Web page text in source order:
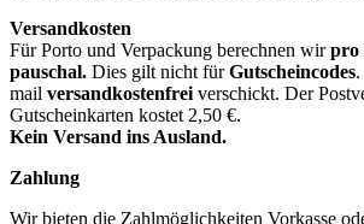
Versandkosten
Für Porto und Verpackung berechnen wirpro
pauschal. Dies gilt nicht fürGutscheincodes
mail versandkostenfrei verschickt. Der
Gutscheinkarten kostet 2,50 €.
Kein Versand ins Ausland.
Zahlung
Wir bieten die Zahlmöglichkeiten Vorkasse